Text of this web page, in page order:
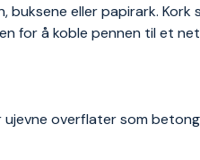
buksene eller papirark.
for å koble pennen til et
ujevne overflater som betong